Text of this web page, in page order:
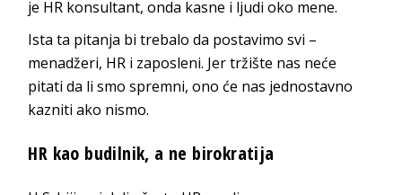
je HR konsultant, onda kasne i ljudi oko mene.
Ista ta pitanja bi trebalo da postavimo svi –
menadžeri, HR i zaposleni. Jer tržište nas neće
pitati da li smo spremni, ono će nas jednostavno
kazniti ako nismo.
HR kao budilnik, a ne birokratija